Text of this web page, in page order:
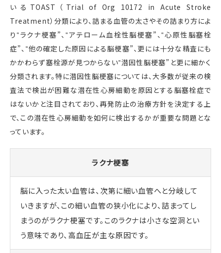
いるTOAST（Trial of Org 10172 in Acute Stroke
Treatment）分類により、詰まる血管の太さやその詰まり方によ
り‟ラクナ梗塞”、‟アテローム血栓性脳梗塞”、‟心原性脳塞栓
症”、‟他の確定した原因による脳梗塞”、更には十分な精査にも
かかわらず塞栓源が見つからない‟潜因性脳梗塞”と更に細かく
分類されます。特に潜因性脳梗塞については、大多数が従来の検
査法で検出が困難な潜在性心房細動を原因とする脳塞栓症で
はないかと注目されており、再発防止の治療方針を決定する上
で、この潜在性心房細動を如何に検出するかが重要な問題とな
っています。
ラクナ梗塞
脳に入った太い血管は、次第に細い血管へと分岐して
いきますが、この細い血管の狭小化により、詰まってし
まうのがラクナ梗塞です。このラクナは小さな空洞とい
う意味であり、高血圧が主な原因です。